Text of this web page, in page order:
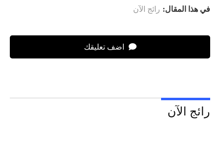
في هذا المقال: رائج الآن
اضف تعليقك
رائج الآن